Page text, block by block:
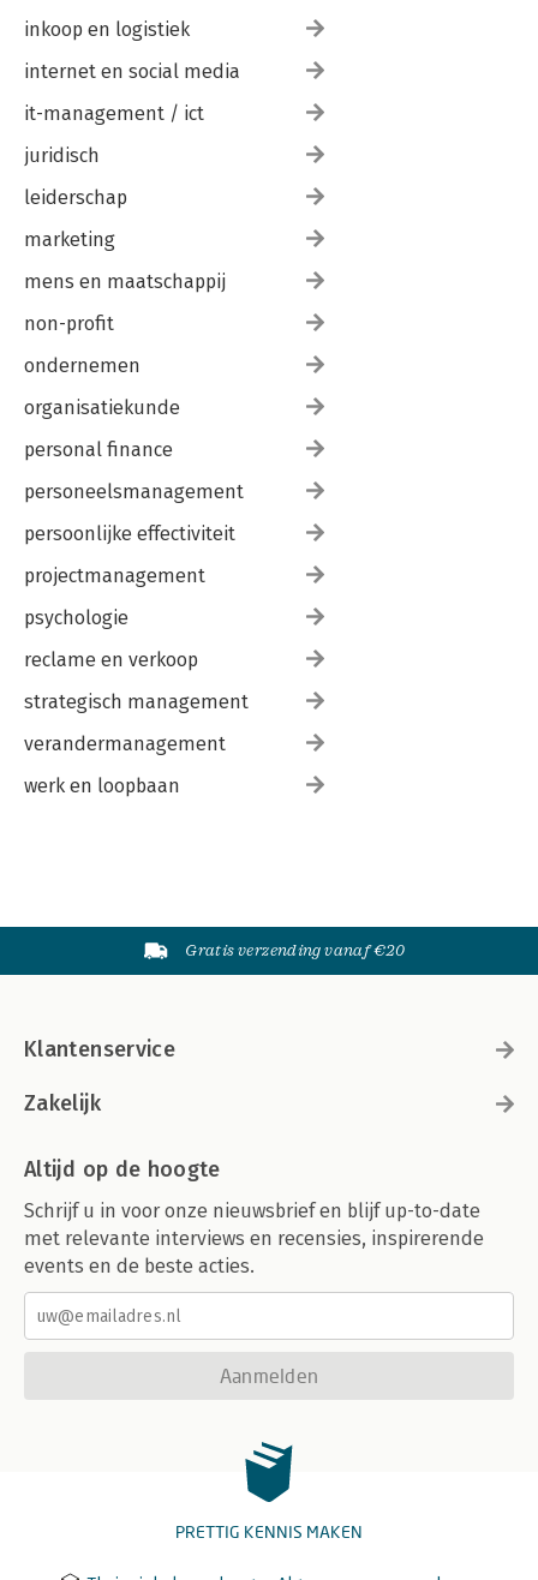
inkoop en logistiek
internet en social media
it-management / ict
juridisch
leiderschap
marketing
mens en maatschappij
non-profit
ondernemen
organisatiekunde
personal finance
personeelsmanagement
persoonlijke effectiviteit
projectmanagement
psychologie
reclame en verkoop
strategisch management
verandermanagement
werk en loopbaan
Gratis verzending vanaf €20
Klantenservice
Zakelijk
Altijd op de hoogte
Schrijf u in voor onze nieuwsbrief en blijf up-to-date
met relevante interviews en recensies, inspirerende
events en de beste acties.
Aanmelden
PRETTIG KENNIS MAKEN